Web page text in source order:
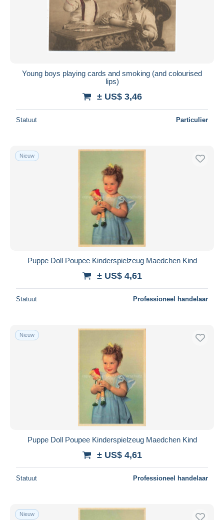
Young boys playing cards and smoking (and colourised
lips)
± US$ 3,46
Statuut Particulier
Nieuw
Puppe Doll Poupee Kinderspielzeug Maedchen Kind
± US$ 4,61
Statuut Professioneel handelaar
Nieuw
Puppe Doll Poupee Kinderspielzeug Maedchen Kind
± US$ 4,61
Statuut Professioneel handelaar
Nieuw